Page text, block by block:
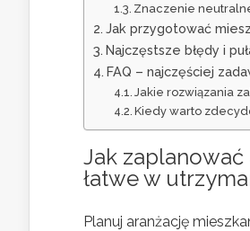
Znaczenie
Jak przygotować
Najczęstsze błędy i
FAQ – najczęściej
Jakie rozwiązania
Kiedy warto
Jak zaplanować
łatwe w
Planuj aranżację